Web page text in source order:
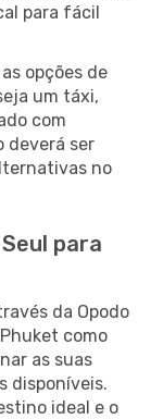
para fácil
opções de
um táxi,
com
deverá ser
no
para
da Opodo
como
as suas
disponíveis.
ideal e o